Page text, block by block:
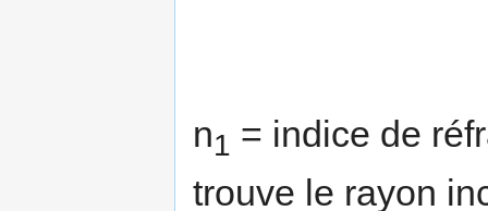
n1 = indice de
trouve le rayon